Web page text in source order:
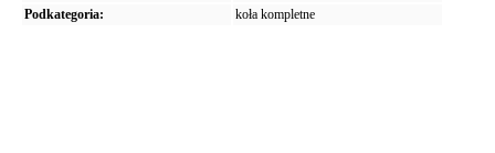
Podkategoria:
koła kompletne